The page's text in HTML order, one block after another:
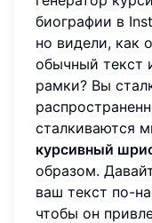
биографии в
но видели, как
обычный текст
рамки? Вы
сталкиваются
курсивный
образом.
ваш текст по-
чтобы он